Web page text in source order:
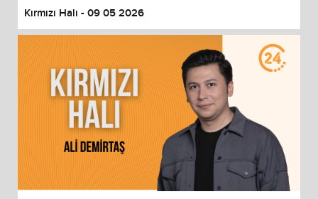
Kırmızı Halı - 09 05 2026